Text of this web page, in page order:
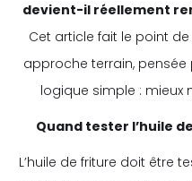
devient-il réellement
Cet article fait le point
approche terrain, pensée
logique simple : mieux
Quand tester l’huile
L’huile de friture doit être